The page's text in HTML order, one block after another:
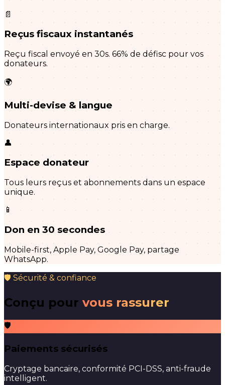
📄
Reçus fiscaux instantanés
Reçu fiscal envoyé en 30s. 66% de défisc pour vos
donateurs.
🌍
Multi-devise & langue
Donateurs internationaux pris en charge.
👤
Espace donateur
Tous leurs reçus et abonnements dans un espace
unique.
📱
Don en 30 secondes
Mobile-first, Apple Pay, Google Pay, partage
WhatsApp.
🛡 Sécurité & confiance
Conçu pour vous rassurer
🛡
Paiements sécurisés
Cryptage bancaire, conformité PCI-DSS, anti-fraude
intelligent.